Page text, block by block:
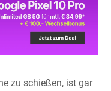
zu schießen, ist gar